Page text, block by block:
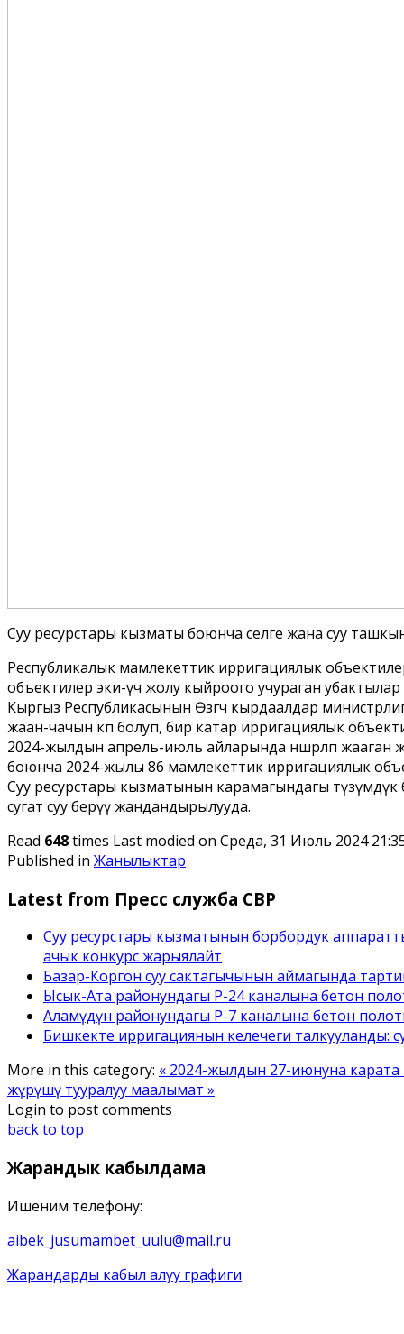
Суу ресурстары кызматы боюнча селге жана суу
Республикалык мамлекеттик ирригациялык
объектилер эки-үч жолу кыйроого учураган
Кыргыз Республикасынын Өзгөчө кырдаалдар
жаан-чачын көп болуп, бир катар ирригациялык
2024-жылдын апрель-июль айларында нөшөрлөп
боюнча 2024-жылы 86 мамлекеттик ирригациялык
Суу ресурстары кызматынын карамагындагы түзүмдүк
сугат суу берүү жандандырылууда.
Read 648times Last modified on Среда, 31 Июль 2024
Published in Жанылыктар
Latest from Пресс служба СВР
Суу ресурстары кызматынын борбордук
ачык конкурс жарыялайт
Базар-Коргон суу сактагычынын аймагында
Ысык-Ата районундагы Р-24 каналына бетон
Аламүдүн районундагы Р-7 каналына бетон
Бишкекте ирригациянын келечеги талкууланды:
More in this category: « 2024-жылдын 27-июнуна
жүрүшү тууралуу маалымат »
Login to post comments
back to top
Жарандык кабылдама
Ишеним телефону:
aibek_jusumambet_uulu@mail.ru
Жарандарды кабыл алуу графиги